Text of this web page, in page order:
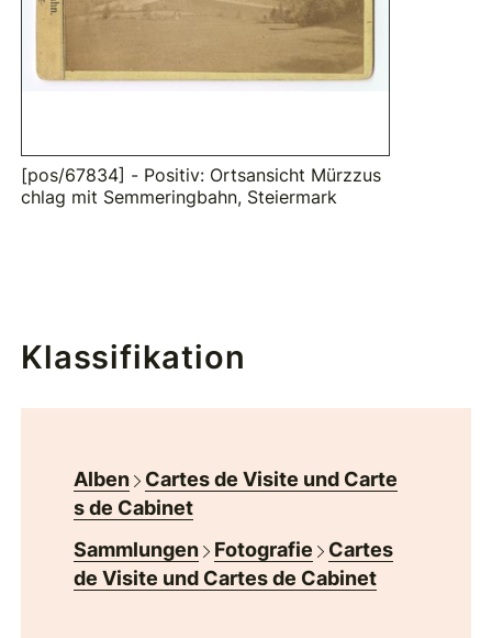
[pos/67834] - Positiv: Ortsansicht Mürzzus
chlag mit Semmeringbahn, Steiermark
Klassifikation
Alben
Cartes de Visite und Carte
s de Cabinet
Sammlungen
Fotografie
Cartes
de Visite und Cartes de Cabinet